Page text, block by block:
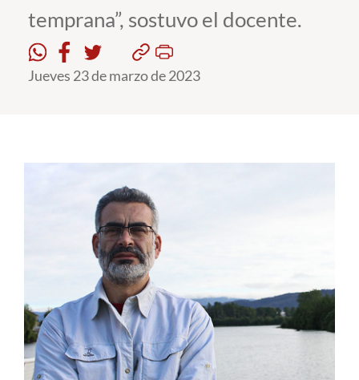
Pregrado
Postgrado
Formación Continua
Académicos
temprana”, sostuvo el docente.
Jueves 23 de marzo de 2023